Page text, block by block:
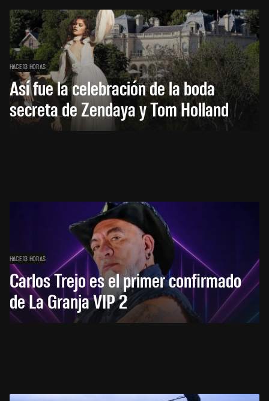
HACE 13 HORAS
Así fue la celebración de la boda
secreta de Zendaya y Tom Holland
HACE 13 HORAS
Carlos Trejo es el primer confirmado
de La Granja VIP 2